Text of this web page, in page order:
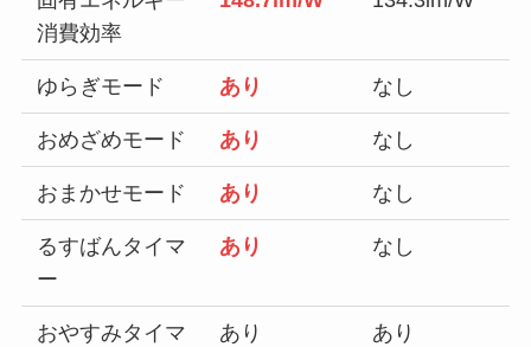
消費効率
ゆらぎモード あり なし
おめざめモード あり なし
おまかせモード あり なし
るすばんタイマ
ー
あり なし
おやすみタイマ
あり あり